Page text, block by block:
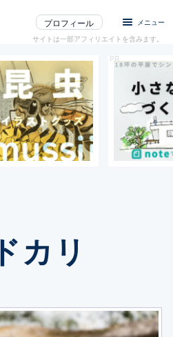
プロフィール
メニュー
サイトは一部アフィリエイトを含みます。
カリ